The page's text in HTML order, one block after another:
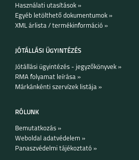
GT MASTER C25Y
8 8 PRO
Használati utasítások »
Egyéb letölthető dokumentumok »
XML árlista / termékinformáció »
JÓTÁLLÁSI ÜGYINTÉZÉS
Jótállási ügyintézés - jegyzőkönyvek »
RMA folyamat leírása »
Márkánkénti szervízek listája »
RÓLUNK
Bemutatkozás »
Weboldal adatvédelem »
Panaszvédelmi tájékoztató »